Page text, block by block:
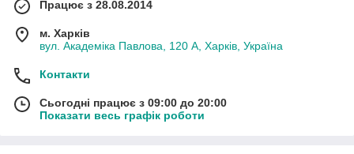
Працює з 28.08.2014
м. Харків
вул. Академіка Павлова, 120 А, Харків, Україна
Контакти
Сьогодні працює з 09:00 до 20:00
Показати весь графік роботи